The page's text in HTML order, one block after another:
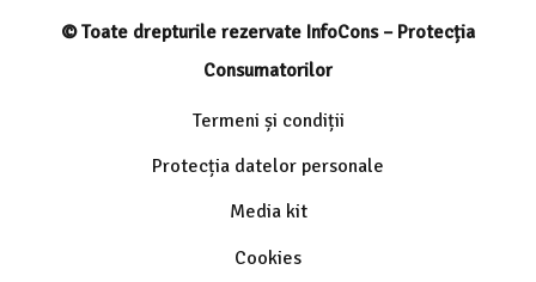
© Toate drepturile rezervate InfoCons – Protecția
Consumatorilor
Termeni și condiții
Protecția datelor personale
Media kit
Cookies